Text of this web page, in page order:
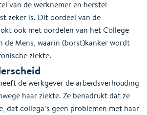
van de werknemer en herstel
zeker is. Dit oordeel van de
ook met oordelen van het College
de Mens, waarin (borst)kanker wordt
ziekte.
de werkgever de arbeidsverhouding
haar ziekte. Ze benadrukt dat ze
dat collega’s geen problemen met haar